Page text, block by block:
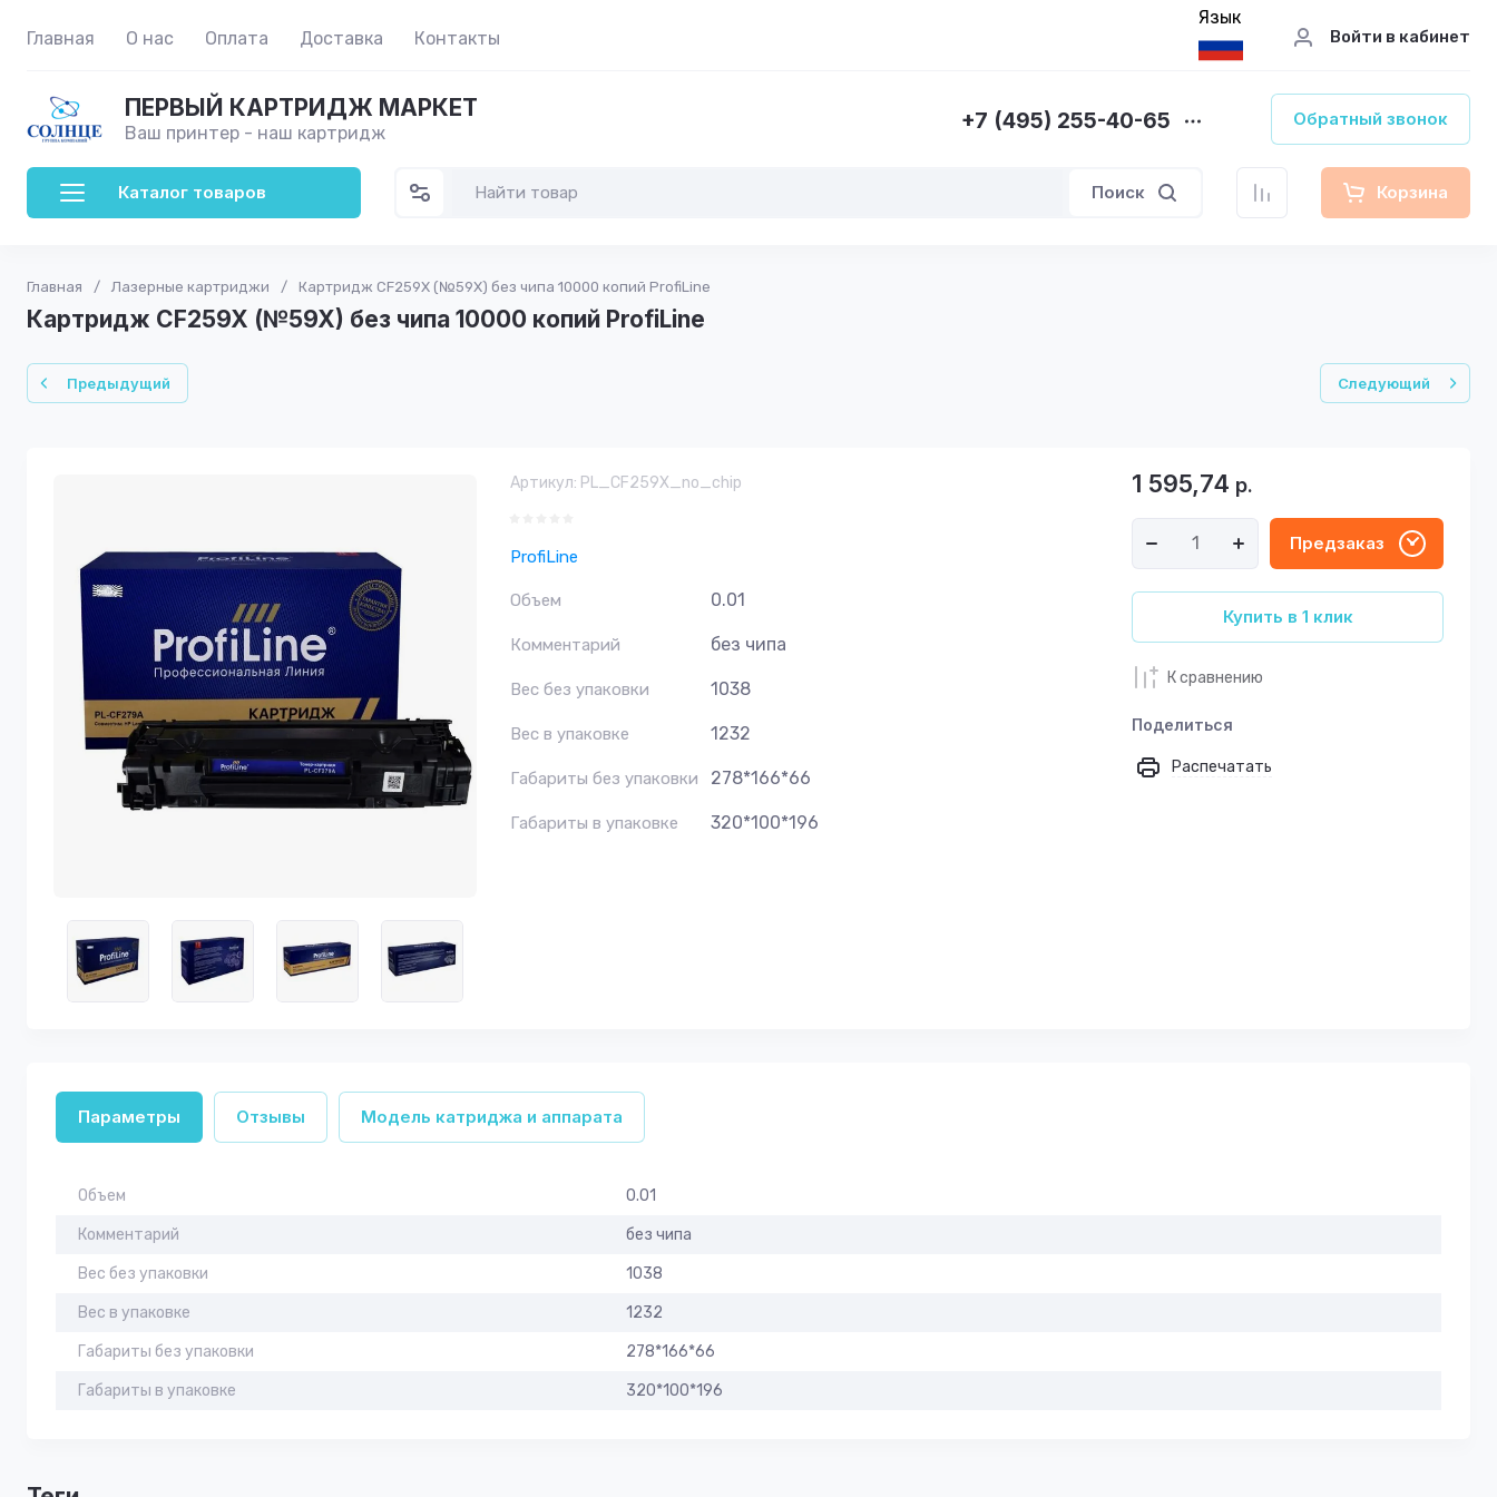
Главная О нас Оплата Доставка Контакты Войти в кабинет
ПЕРВЫЙ КАРТРИДЖ МАРКЕТ
Ваш принтер - наш картридж +7 (495) 255-40-65 Обратный звонок
Каталог товаров Поиск Корзина
Главная / Лазерные картриджи / Картридж CF259X (№59X) без чипа 10000 копий ProfiLine
Картридж CF259X (№59X) без чипа 10000 копий ProfiLine
Предыдущий Следующий
Артикул: PL_CF259X_no_chip
ProfiLine
Объем 0.01
Комментарий без чипа
Вес без упаковки 1038
Вес в упаковке 1232
Габариты без упаковки 278*166*66
Габариты в упаковке 320*100*196
1 595,74 р.
Предзаказ
Купить в 1 клик
К сравнению
Поделиться
Распечатать
Параметры Отзывы Модель катриджа и аппарата
Объем 0.01
Комментарий без чипа
Вес без упаковки 1038
Вес в упаковке 1232
Габариты без упаковки 278*166*66
Габариты в упаковке 320*100*196
Язык